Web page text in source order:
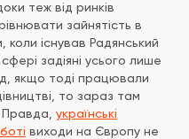
теж від ринків
зайнятість в
коли існував Радянський
задіяні усього лише
якщо тоді працювали
то зараз там
Правда, українські
виходи на Європу не